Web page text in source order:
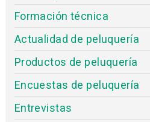
Formación técnica
Actualidad de peluquería
Productos de peluquería
Encuestas de peluquería
Entrevistas